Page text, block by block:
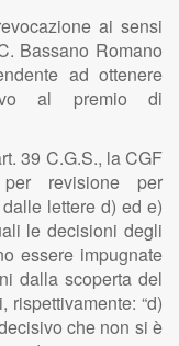
ai sensi
Bassano Romano
ad ottenere
al premio di
39 C.G.S., la CGF
revisione per
lettere d) ed e)
le decisioni degli
essere impugnate
dalla scoperta del
rispettivamente: “d)
che non si è